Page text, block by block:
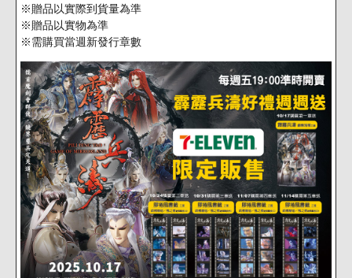
※贈品以實際到貨量為準
※贈品以實物為準
※需購買當週新發行章數